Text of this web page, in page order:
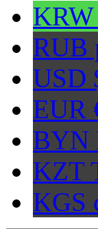
RUB
USD
EUR
BYN
KZT
KGS